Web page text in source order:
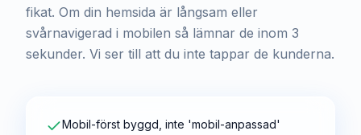
fikat. Om din hemsida är långsam eller
svårnavigerad i mobilen så lämnar de inom 3
sekunder. Vi ser till att du inte tappar de kunderna.
Mobil-först byggd, inte 'mobil-anpassad'